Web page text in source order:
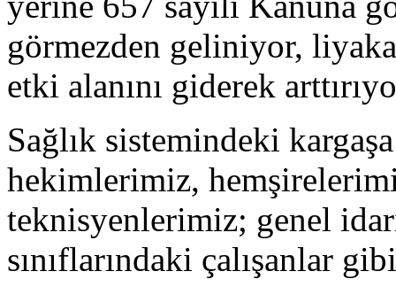
görmezden geliniyor,
etki alanını giderek
Sağlık sistemindeki
hekimlerimiz,
teknisyenlerimiz; genel
sınıflarındaki çalışanlar